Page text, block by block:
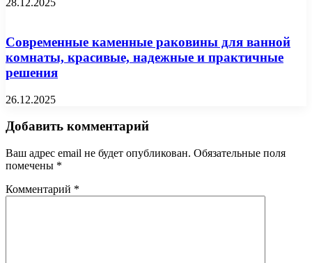
28.12.2025
Современные каменные раковины для ванной
комнаты, красивые, надежные и практичные
решения
26.12.2025
Добавить комментарий
Ваш адрес email не будет опубликован. Обязательные поля
помечены *
Комментарий *